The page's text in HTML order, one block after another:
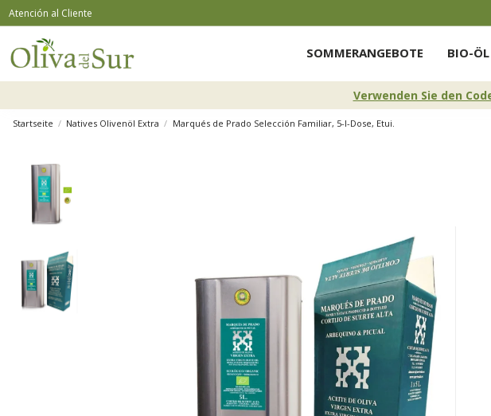
Atención al Cliente
SOMMERANGEBOTE BIO-ÖL
Verwenden Sie den
Startseite Natives Olivenöl Extra Marqués de Prado Selección Familiar, 5-l-Dose, Etui.